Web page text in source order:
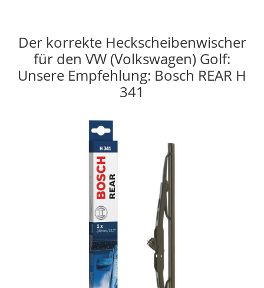
Der korrekte Heckscheibenwischer
für den VW (Volkswagen) Golf:
Unsere Empfehlung: Bosch REAR H
341